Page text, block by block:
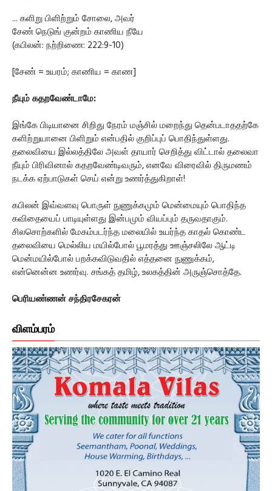
... களிறு பிளிற்றும் சோலை, அவர்
சேண் நெடுங் குன்றம் காணிய நீயே
(கபிலன்: நற்றிணை: 222:9-10)
[சேண் = உயரம்; காணிய = காண]
நீயும் கதறவேண்டாமே:
இங்கே பிடியானை சிறிது நேரம் மஞ்சில் மறைந்து தென்படாததற்கே
களிற்றுயானை பிளிறும் என்பதில் குறிப்புப் பொதிந்துள்ளது.
தலைவியை இல்லத்திலே அவள் தாயார் செறித்து விட்டால் தலைவா
நீயும் பிரிவினால் கதறவேண்டிவரும், எனவே விரைவில் திருமணம்
நடக்க ஏற்பாடுகள் செய் என்று உணர்த்துகிறாள்!
கபிலன் இவ்வளவு பொருள் நுணுக்கமும் மென்மையும் பொதிந்த
கவிதையைப் பாடியுள்ளது இன்பமும் வியப்பும் தருவதாகும்.
சிலசொற்களில் மேகம்படர்ந்த மலையில் உயர்ந்த காதல் கொண்ட
தலைவியை மெல்லிய மயில்போல் பூமரத்து ஊஞ்சலிலே ஆட்டி
மென்மயில்போல் பறக்கவிடுவதில் எத்தனை நுணுக்கம்,
என்னென்ன உணர்வு. சங்கத் தமிழ், உலகத்தின் அருஞ்சொத்தே.
பெரியண்ணன் சந்திரசேகரன்
விளம்பரம்